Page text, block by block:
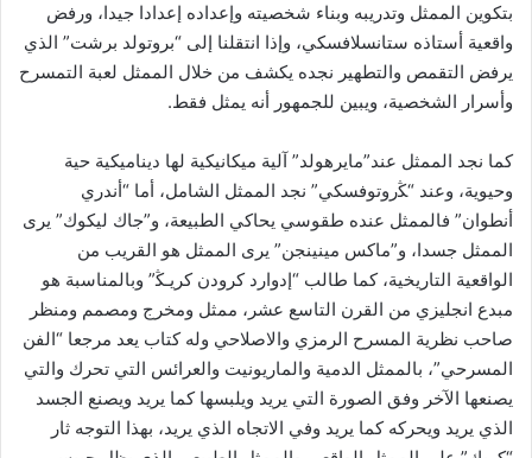
بتكوين الممثل وتدريبه وبناء شخصيته وإعداده إعدادا جيدا، ورفض
واقعية أستاذه ستانسلافسكي، وإذا انتقلنا إلى “بروتولد برشت” الذي
يرفض التقمص والتطهير نجده يكشف من خلال الممثل لعبة التمسرح
وأسرار الشخصية، ويبين للجمهور أنه يمثل فقط.
كما نجد الممثل عند”مايرهولد” آلية ميكانيكية لها ديناميكية حية
وحيوية، وعند “ﯖروتوفسكي” نجد الممثل الشامل، أما “أندري
أنطوان” فالممثل عنده طقوسي يحاكي الطبيعة، و”جاك ليكوك” يرى
الممثل جسدا، و”ماكس مينينجن” يرى الممثل هو القريب من
الواقعية التاريخية، كما طالب “إدوارد كرودن كريـﯖ” وبالمناسبة هو
مبدع انجليزي من القرن التاسع عشر، ممثل ومخرج ومصمم ومنظر
صاحب نظرية المسرح الرمزي والاصلاحي وله كتاب يعد مرجعا “الفن
المسرحي”، بالممثل الدمية والماريونيت والعرائس التي تحرك والتي
يصنعها الآخر وفق الصورة التي يريد ويلبسها كما يريد ويصنع الجسد
الذي يريد ويحركه كما يريد وفي الاتجاه الذي يريد، بهذا التوجه ثار